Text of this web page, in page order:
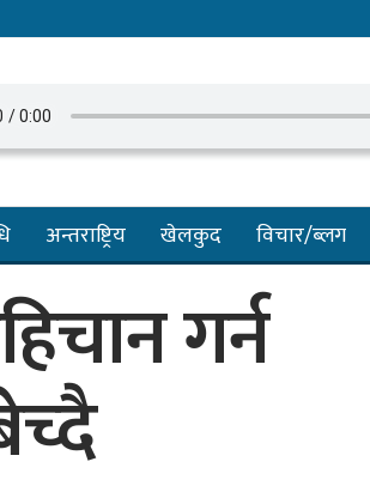
अन्तराष्ट्रिय खेलकुद विचार/ब्लग
गर्न